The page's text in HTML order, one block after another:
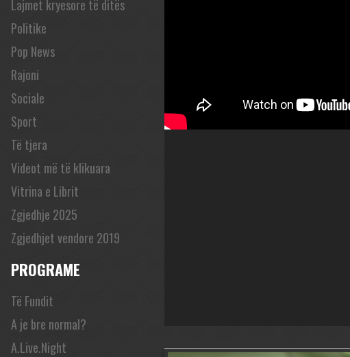
Lajmet kryesore të ditës
Politike
Pop News
Rajoni
Sociale
Sport
Të tjera
Videot më të klikuara
Vitrina e Librit
Zgjedhje 2025
Zgjedhjet vendore 2019
PROGRAME
Të Fundit
A je bre normal?
A.Live.Night